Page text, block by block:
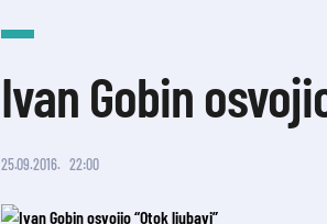
Ivan Gobin
25.09.2016. 22:00